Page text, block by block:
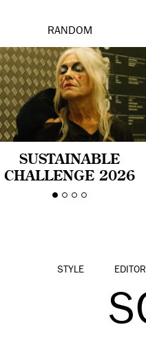
RANDOM
SUSTAINABLE
CHALLENGE 2026
CELEBRA LA
STYLE